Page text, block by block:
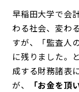
早稲田大学で会
わる社会、変わ
すが、「監査人
に残りました。
成する財務諸表
が、
「お金を